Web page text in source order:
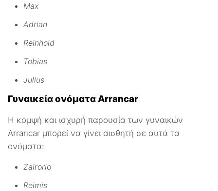
Max
Adrian
Reinhold
Tobias
Julius
Γυναικεία ονόματα Arrancar
Η κομψή και ισχυρή παρουσία των γυναικών
Arrancar μπορεί να γίνει αισθητή σε αυτά τα
ονόματα:
Zairorio
Reimis